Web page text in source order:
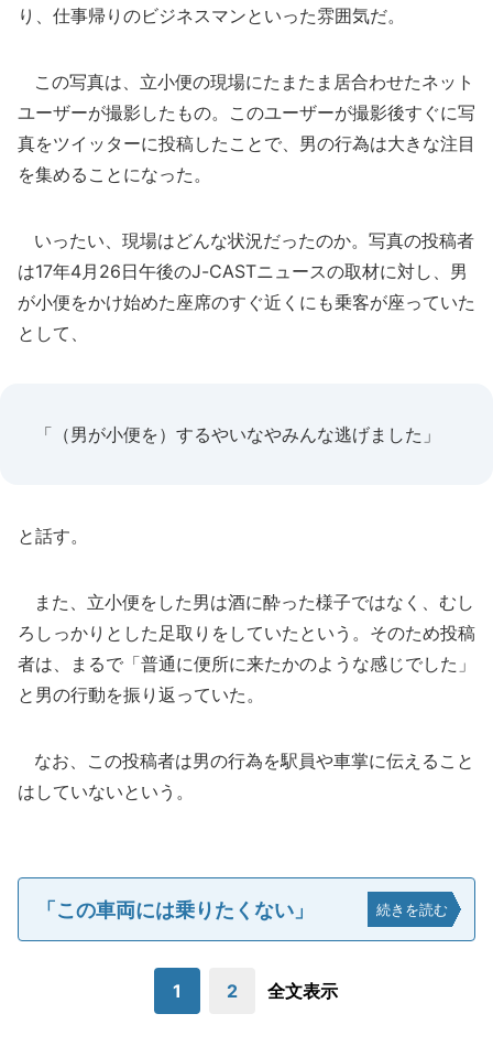
り、仕事帰りのビジネスマンといった雰囲気だ。
この写真は、立小便の現場にたまたま居合わせたネット
ユーザーが撮影したもの。このユーザーが撮影後すぐに写
真をツイッターに投稿したことで、男の行為は大きな注目
を集めることになった。
いったい、現場はどんな状況だったのか。写真の投稿者
は17年4月26日午後のJ-CASTニュースの取材に対し、男
が小便をかけ始めた座席のすぐ近くにも乗客が座っていた
として、
「（男が小便を）するやいなやみんな逃げました」
と話す。
また、立小便をした男は酒に酔った様子ではなく、むし
ろしっかりとした足取りをしていたという。そのため投稿
者は、まるで「普通に便所に来たかのような感じでした」
と男の行動を振り返っていた。
なお、この投稿者は男の行為を駅員や車掌に伝えること
はしていないという。
「この車両には乗りたくない」 続きを読む
1 2 全文表示